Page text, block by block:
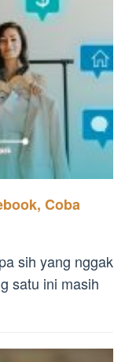
Coba
sih yang nggak
satu ini masih